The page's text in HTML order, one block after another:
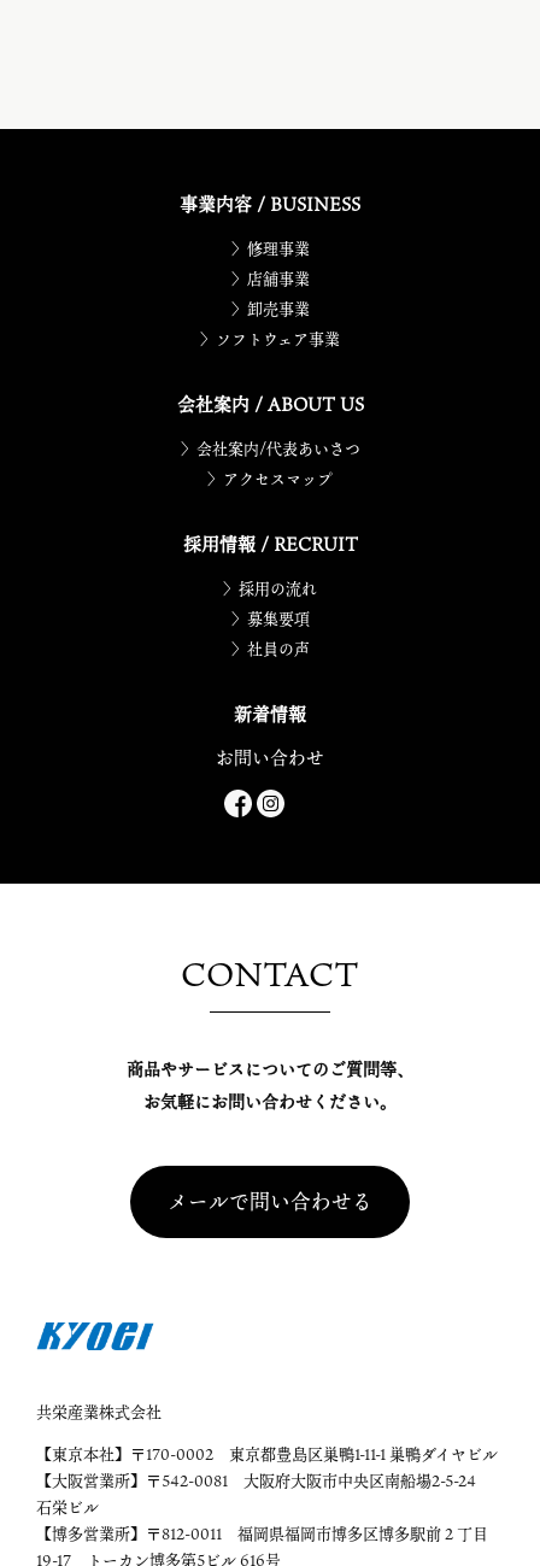
事業内容 / BUSINESS
〉修理事業
〉店舗事業
〉卸売事業
〉ソフトウェア事業
会社案内 / ABOUT US
〉会社案内/代表あいさつ
〉アクセスマップ
採用情報 / RECRUIT
〉採用の流れ
〉募集要項
〉社員の声
新着情報
お問い合わせ
CONTACT
商品やサービスについてのご質問等、
お気軽にお問い合わせください。
メールで問い合わせる
共栄産業株式会社
【東京本社】〒170-0002 東京都豊島区巣鴨1-11-1 巣鴨ダイヤビル
【大阪営業所】〒542-0081 大阪府大阪市中央区南船場2-5-24
石栄ビル
【博多営業所】〒812-0011 福岡県福岡市博多区博多駅前２丁目
19-17 トーカン博多第5ビル 616号